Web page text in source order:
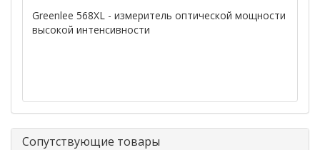
Greenlee 568XL - измеритель оптической мощности
высокой интенсивности
Сопутствующие товары